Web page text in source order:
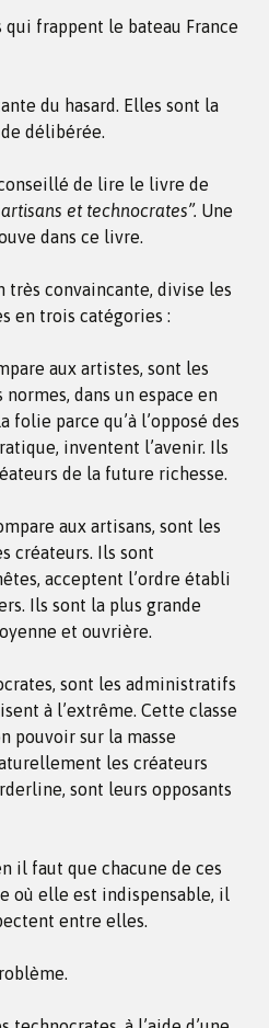
qui frappent le bateau France
du hasard. Elles sont la
délibérée.
de lire le livre de
et technocrates”. Une
dans ce livre.
très convaincante, divise les
en trois catégories :
aux artistes, sont les
dans un espace en
parce qu’à l’opposé des
inventent l’avenir. Ils
de la future richesse.
aux artisans, sont les
créateurs. Ils sont
acceptent l’ordre établi
Ils sont la plus grande
et ouvrière.
sont les administratifs
à l’extrême. Cette classe
pouvoir sur la masse
les créateurs
sont leurs opposants
il faut que chacune de ces
où elle est indispensable, il
entre elles.